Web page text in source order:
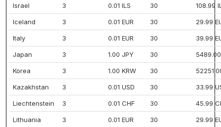
Israel 3 0.01 ILS 30 108.99
Iceland 3 0.01 EUR 30 29.99
Italy 3 0.01 EUR 30 39.99
Japan 3 1.00 JPY 30
Korea 3 1.00 KRW 30
Kazakhstan 3 0.01 USD 30 33.99
Liechtenstein 3 0.01 CHF 30 45.99
Lithuania 3 0.01 EUR 30 29.99